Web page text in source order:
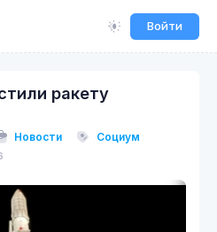
Войти
ракету
Новости
Социум